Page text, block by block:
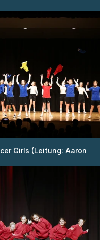
Girls (Leitung: Aaron